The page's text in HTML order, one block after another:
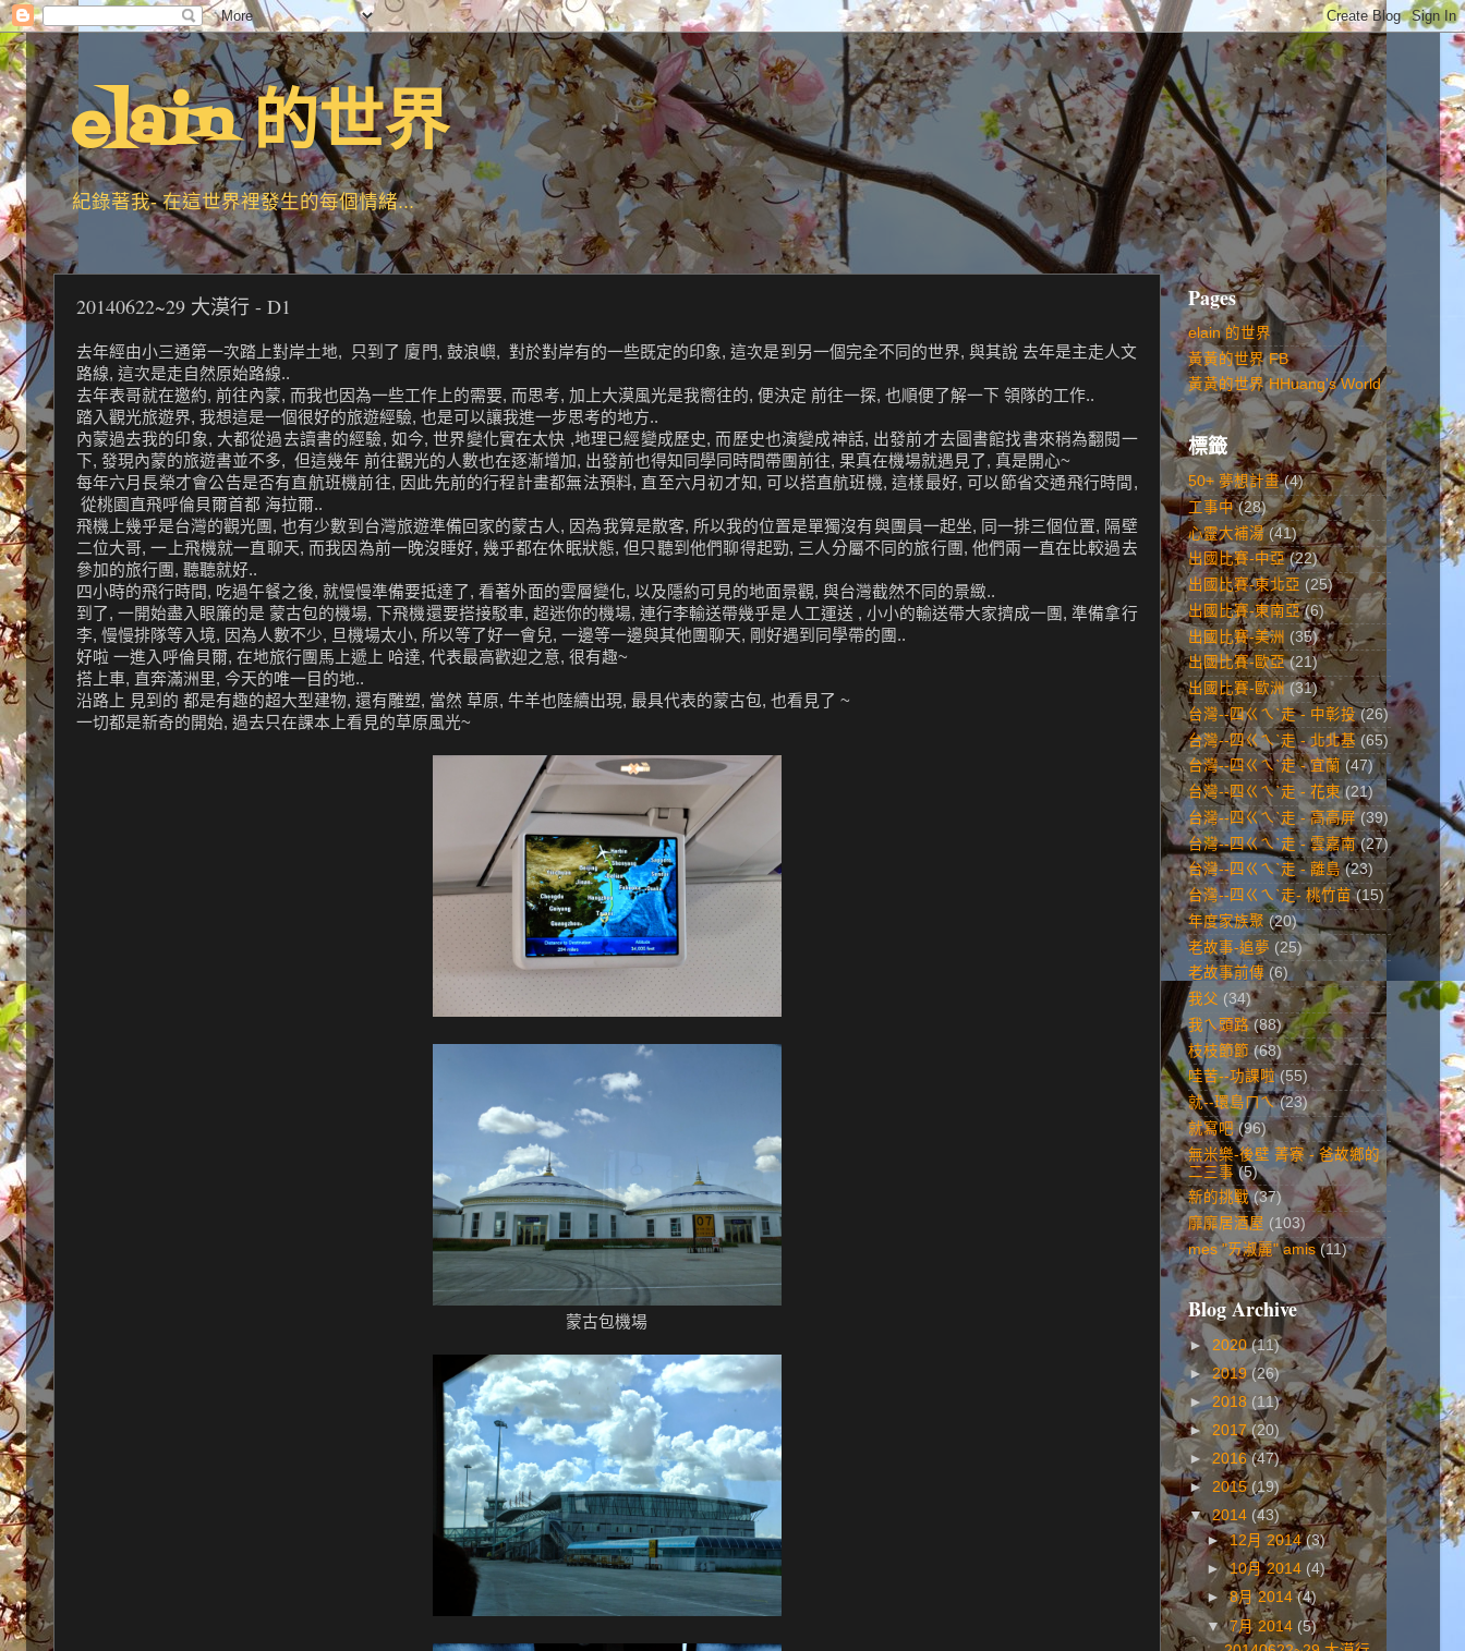
elain 的世界
紀錄著我- 在這世界裡發生的每個情緒...
20140622~29 大漠行 - D1
去年經由小三通第一次踏上對岸土地, 只到了 廈門, 鼓浪嶼, 對於對岸有的一些既定的印象, 這次是到另一個完全不同的世界, 與其說 去年是主走人文
路線, 這次是走自然原始路線..
去年表哥就在邀約, 前往內蒙, 而我也因為一些工作上的需要, 而思考, 加上大漠風光是我嚮往的, 便決定 前往一探, 也順便了解一下 領隊的工作..
踏入觀光旅遊界, 我想這是一個很好的旅遊經驗, 也是可以讓我進一步思考的地方..
內蒙過去我的印象, 大都從過去讀書的經驗, 如今, 世界變化實在太快 ,地理已經變成歷史, 而歷史也演變成神話, 出發前才去圖書館找書來稍為翻閱一
下, 發現內蒙的旅遊書並不多, 但這幾年 前往觀光的人數也在逐漸增加, 出發前也得知同學同時間帶團前往, 果真在機場就遇見了, 真是開心~
每年六月長榮才會公告是否有直航班機前往, 因此先前的行程計畫都無法預料, 直至六月初才知, 可以搭直航班機, 這樣最好, 可以節省交通飛行時間,
從桃園直飛呼倫貝爾首都 海拉爾..
飛機上幾乎是台灣的觀光團, 也有少數到台灣旅遊準備回家的蒙古人, 因為我算是散客, 所以我的位置是單獨沒有與團員一起坐, 同一排三個位置, 隔壁
二位大哥, 一上飛機就一直聊天, 而我因為前一晚沒睡好, 幾乎都在休眠狀態, 但只聽到他們聊得起勁, 三人分屬不同的旅行團, 他們兩一直在比較過去
參加的旅行團, 聽聽就好..
四小時的飛行時間, 吃過午餐之後, 就慢慢準備要抵達了, 看著外面的雲層變化, 以及隱約可見的地面景觀, 與台灣截然不同的景緻..
到了, 一開始盡入眼簾的是 蒙古包的機場, 下飛機還要搭接駁車, 超迷你的機場, 連行李輸送帶幾乎是人工運送 , 小小的輸送帶大家擠成一團, 準備拿行
李, 慢慢排隊等入境, 因為人數不少, 旦機場太小, 所以等了好一會兒, 一邊等一邊與其他團聊天, 剛好遇到同學帶的團..
好啦 一進入呼倫貝爾, 在地旅行團馬上遞上 哈達, 代表最高歡迎之意, 很有趣~
搭上車, 直奔滿洲里, 今天的唯一目的地..
沿路上 見到的 都是有趣的超大型建物, 還有雕塑, 當然 草原, 牛羊也陸續出現, 最具代表的蒙古包, 也看見了 ~
一切都是新奇的開始, 過去只在課本上看見的草原風光~
蒙古包機場
Pages
elain 的世界
黃黃的世界 FB
黃黃的世界 HHuang's World
標籤
50+ 夢想計畫 (4)
工事中 (28)
心靈大補湯 (41)
出國比賽-中亞 (22)
出國比賽-東北亞 (25)
出國比賽-東南亞 (6)
出國比賽-美洲 (35)
出國比賽-歐亞 (21)
出國比賽-歐洲 (31)
台灣--四ㄍㄟˋ走 - 中彰投 (26)
台灣--四ㄍㄟˋ走 - 北北基 (65)
台灣--四ㄍㄟˋ走 - 宜蘭 (47)
台灣--四ㄍㄟˋ走 - 花東 (21)
台灣--四ㄍㄟˋ走 - 高高屏 (39)
台灣--四ㄍㄟˋ走 - 雲嘉南 (27)
台灣--四ㄍㄟˋ走 - 離島 (23)
台灣--四ㄍㄟˋ走- 桃竹苗 (15)
年度家族聚 (20)
老故事-追夢 (25)
老故事前傳 (6)
我父 (34)
我ㄟ頭路 (88)
枝枝節節 (68)
哇苦--功課啦 (55)
就--環島ㄇㄟ (23)
就寫吧 (96)
無米樂-後壁 菁寮 - 爸故鄉的
二三事 (5)
新的挑戰 (37)
靡靡居酒屋 (103)
mes "ㄞ淑麗" amis (11)
Blog Archive
► 2020(11)
►2019(26)
►2018 (11)
►2017(20)
►2016(47)
► 2015(19)
▼2014 (43)
►12月 2014(3)
►10月 2014 (4)
►8月 2014(4)
▼7月 2014 (5)